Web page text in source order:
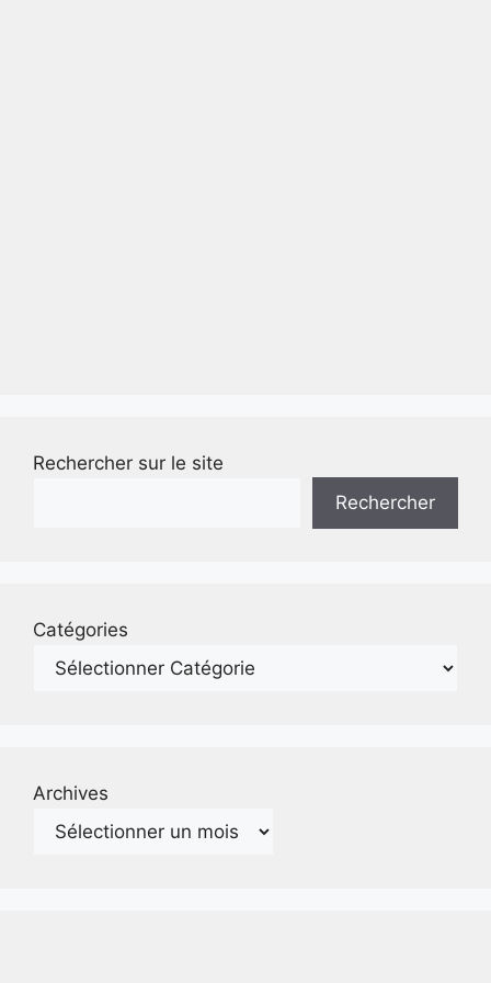
Rechercher sur le site
Rechercher
Catégories
Archives